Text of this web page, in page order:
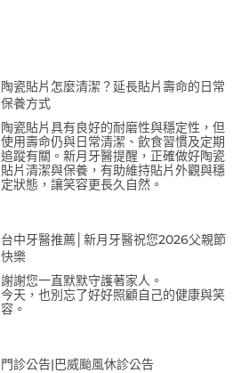
陶瓷貼片怎麼清潔？延長貼片壽命的日常
保養方式
陶瓷貼片具有良好的耐磨性與穩定性，但
使用壽命仍與日常清潔、飲食習慣及定期
追蹤有關。新月牙醫提醒，正確做好陶瓷
貼片清潔與保養，有助維持貼片外觀與穩
定狀態，讓笑容更長久自然。
台中牙醫推薦│新月牙醫祝您2026父親節
快樂
謝謝您一直默默守護著家人。
今天，也別忘了好好照顧自己的健康與笑
容。
門診公告|巴威颱風休診公告